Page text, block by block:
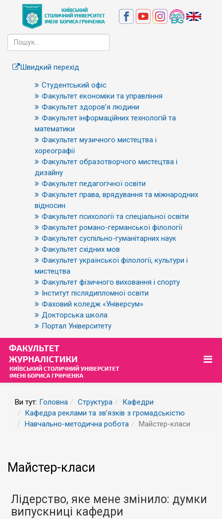
Швидкий перехід
Студентський офіс
Факультет економіки та управління
Факультет здоров’я людини
Факультет інформаційних технологій та
математики
Факультет музичного мистецтва і
хореографії
Факультет образотворчого мистецтва і
дизайну
Факультет педагогічної освіти
Факультет права, врядування та міжнародних
відносин
Факультет психології та спеціальної освіти
Факультет романо-германської філології
Факультет суспільно-гуманітарних наук
Факультет східних мов
Факультет української філології, культури і
мистецтва
Факультет фізичного виховання і спорту
Інститут післядипломної освіти
Фаховий коледж «Універсум»
Докторська школа
Портал Університету
Ви тут: Головна Структура
Кафедри
Кафедра реклами та зв’язків з громадськістю
Навчально-методична робота
Майстер-класи
Майстер-класи
Лідерство, яке мене змінило: думки
випускниці кафедри